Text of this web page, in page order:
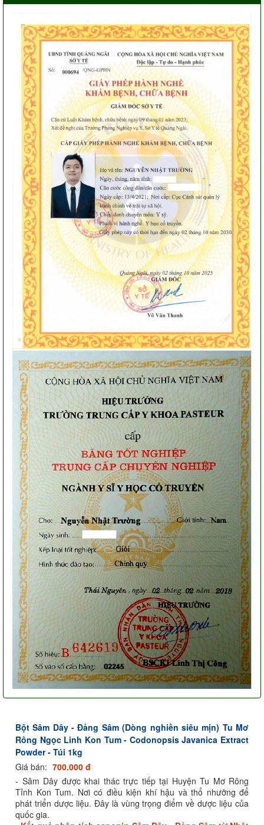
Bột Sâm Dây - Đảng Sâm (Dòng nghiền siêu mịn) Tu Mơ
Rông Ngọc Linh Kon Tum - Codonopsis Javanica Extract
Powder - Túi 1kg
Giá bán: 700.000 đ
- Sâm Dây được khai thác trực tiếp tại Huyện Tu Mơ Rông
Tỉnh Kon Tum. Nơi có điều kiện khí hậu và thổ nhưỡng để
phát triển dược liệu. Đây là vùng trọng điểm về dược liệu của
quốc gia.